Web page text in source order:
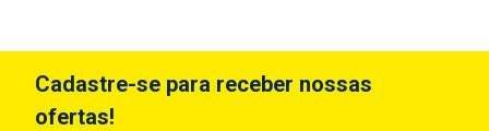
Cadastre-se para receber nossas
ofertas!